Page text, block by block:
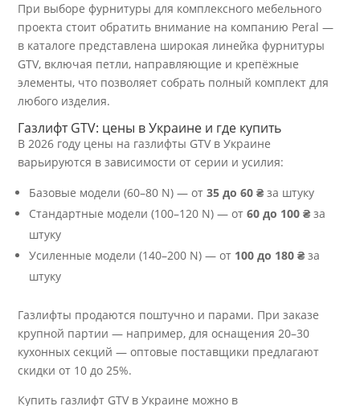
При выборе фурнитуры для комплексного мебельного
проекта стоит обратить внимание на компанию Peral —
в каталоге представлена широкая линейка фурнитуры
GTV, включая петли, направляющие и крепёжные
элементы, что позволяет собрать полный комплект для
любого изделия.
Газлифт GTV: цены в Украине и где купить
В 2026 году цены на газлифты GTV в Украине
варьируются в зависимости от серии и усилия:
Базовые модели (60–80 N) — от35 до 60 ₴ за штуку
Стандартные модели (100–120 N) — от60 до 100 ₴ за
штуку
Усиленные модели (140–200 N) — от 100 до 180 ₴ за
штуку
Газлифты продаются поштучно и парами. При заказе
крупной партии — например, для оснащения 20–30
кухонных секций — оптовые поставщики предлагают
скидки от 10 до 25%.
Купить газлифт GTV в Украине можно в